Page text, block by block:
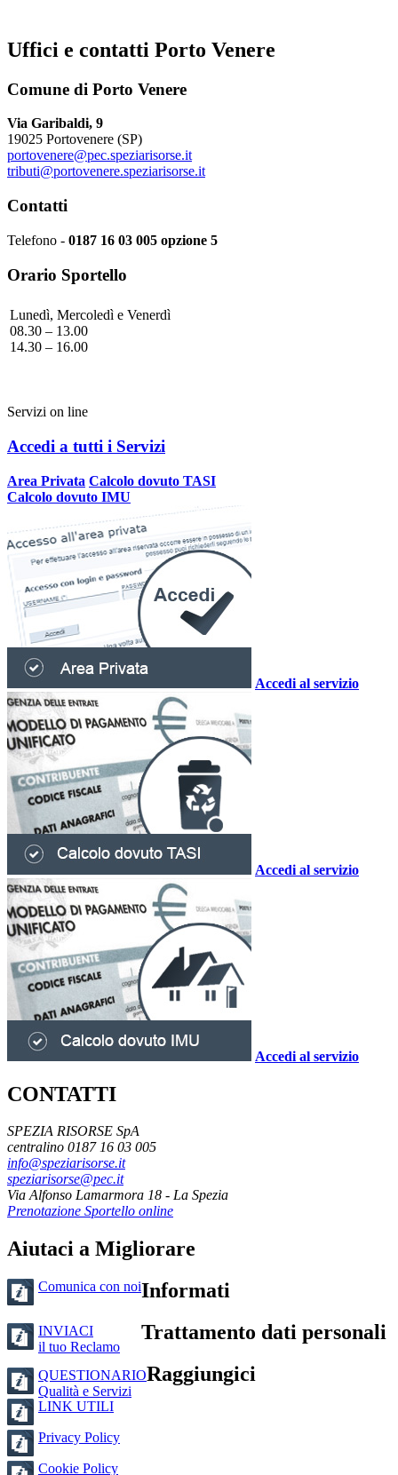
Uffici e contatti Porto Venere
Comune di Porto Venere
Via Garibaldi, 9
19025 Portovenere (SP)
portovenere@pec.speziarisorse.it
tributi@portovenere.speziarisorse.it
Contatti
Telefono - 0187 16 03 005 opzione 5
Orario Sportello
Lunedì, Mercoledì e Venerdì
08.30 – 13.00
14.30 – 16.00
Servizi on line
Accedi a tutti i Servizi
Area Privata Calcolo dovuto TASI
Calcolo dovuto IMU
Accedi al servizio
Accedi al servizio
Accedi al servizio
CONTATTI
SPEZIA RISORSE SpA
centralino 0187 16 03 005
info@speziarisorse.it
speziarisorse@pec.it
Via Alfonso Lamarmora 18 - La Spezia
Prenotazione Sportello online
Aiutaci a Migliorare
Comunica con noi
INVIACI
il tuo Reclamo
QUESTIONARIO
Qualità e Servizi
Informati
LINK UTILI
Trattamento dati personali
Privacy Policy
Cookie Policy
Raggiungici